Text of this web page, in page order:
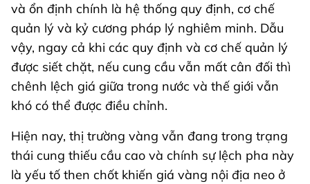
và ổn định chính là hệ thống quy định, cơ chế
quản lý và kỷ cương pháp lý nghiêm minh. Dẫu
vậy, ngay cả khi các quy định và cơ chế quản lý
được siết chặt, nếu cung cầu vẫn mất cân đối thì
chênh lệch giá giữa trong nước và thế giới vẫn
khó có thể được điều chỉnh.
Hiện nay, thị trường vàng vẫn đang trong trạng
thái cung thiếu cầu cao và chính sự lệch pha này
là yếu tố then chốt khiến giá vàng nội địa neo ở